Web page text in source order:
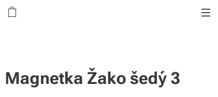
Magnetka Žako šedý 3